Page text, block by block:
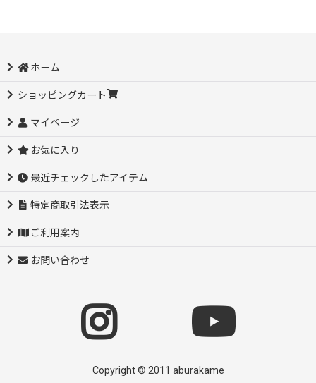
ホーム
ショッピングカート
マイページ
お気に入り
最近チェックしたアイテム
特定商取引法表示
ご利用案内
お問い合わせ
Copyright © 2011 aburakame